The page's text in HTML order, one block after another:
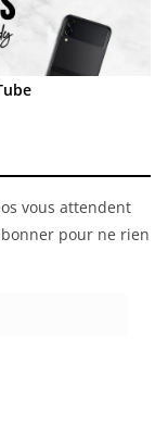
vous attendent
pour ne rien